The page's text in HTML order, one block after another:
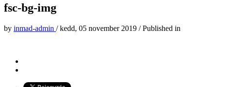
fsc-bg-img
by inmad-admin /kedd, 05 november 2019 /Published in